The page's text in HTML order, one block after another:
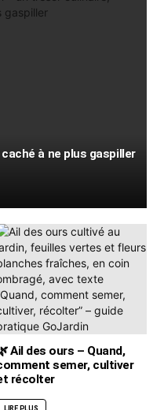
à ne plus gaspiller
Ail des ours – Quand,
semer, cultiver
récolter